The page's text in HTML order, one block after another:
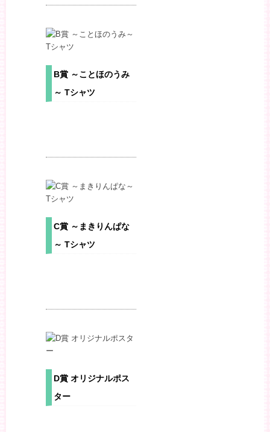
B賞 ～ことほのうみ
～ Tシャツ
C賞 ～まきりんぱな
～ Tシャツ
D賞 オリジナルポス
ター